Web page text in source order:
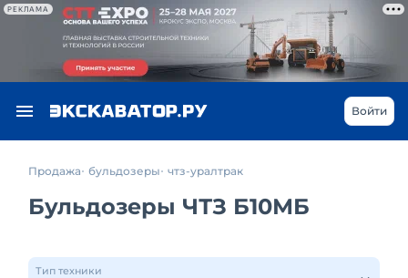
РЕКЛАМА
Войти
Продажа бульдозеры чтз-уралтрак
Бульдозеры ЧТЗ Б10МБ
Тип техники